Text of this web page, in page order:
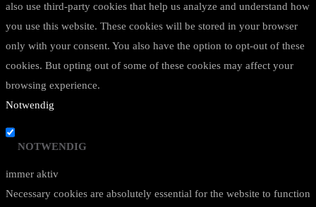
also use third-party cookies that help us analyze and understand how
you use this website. These cookies will be stored in your browser
only with your consent. You also have the option to opt-out of these
cookies. But opting out of some of these cookies may affect your
browsing experience.
Notwendig
NOTWENDIG
immer aktiv
Necessary cookies are absolutely essential for the website to function